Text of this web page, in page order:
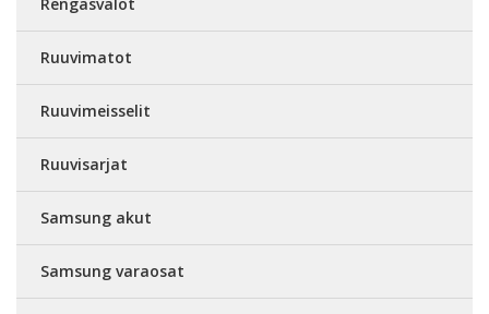
Ruuvimatot
Ruuvimeisselit
Ruuvisarjat
Samsung akut
Samsung varaosat